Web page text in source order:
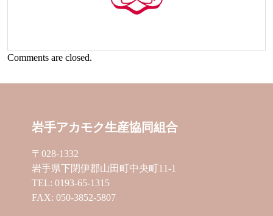
Comments are closed.
岩手アカモク生産協同組合
〒028-1332
岩手県下閉伊郡山田町中央町11-1
TEL: 0193-65-1315
FAX: 050-3852-5807